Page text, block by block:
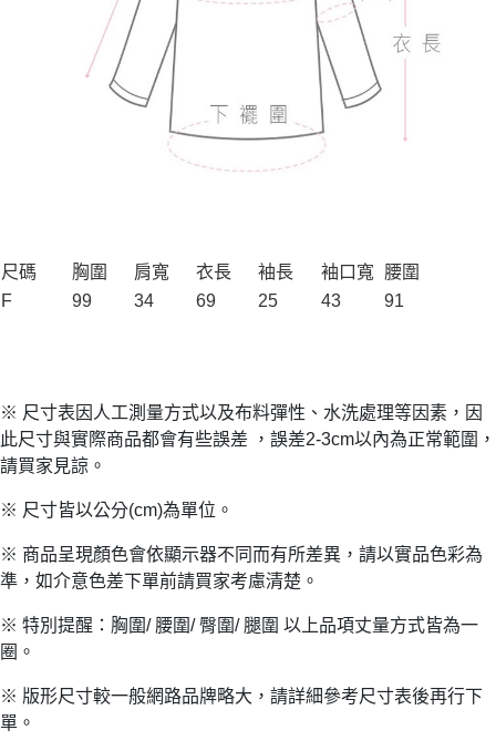
尺碼 胸圍 肩寬 衣長 袖長 袖口寬
腰圍
F
99 34 69 25 43 91
※ 尺寸表因人工測量方式以及布料彈性、水洗處理等因素，因
此尺寸與實際商品都會有些誤差 ，誤差2-3cm以內為正常範圍，
請買家見諒。
※ 尺寸皆以公分(cm)為單位。
※ 商品呈現顏色會依顯示器不同而有所差異，請以實品色彩為
準，如介意色差下單前請買家考慮清楚。
※ 特別提醒：胸圍/ 腰圍/ 臀圍/ 腿圍 以上品項丈量方式皆為一
圈。
※ 版形尺寸較一般網路品牌略大，請詳細參考尺寸表後再行下
單。